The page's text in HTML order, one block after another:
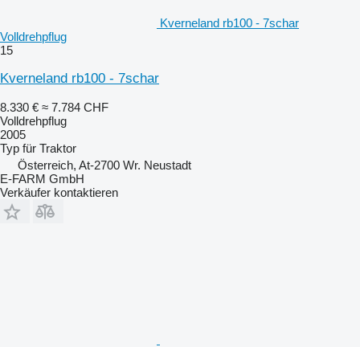
Kverneland rb100 - 7schar
Volldrehpflug
15
Kverneland rb100 - 7schar
8.330 € ≈ 7.784 CHF
Volldrehpflug
2005
Typ für Traktor
Österreich, At-2700 Wr. Neustadt
E-FARM GmbH
Verkäufer kontaktieren